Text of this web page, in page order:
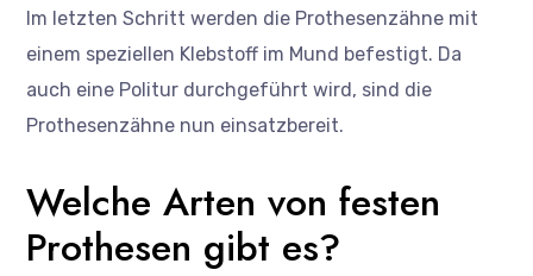
Im letzten Schritt werden die Prothesenzähne mit
einem speziellen Klebstoff im Mund befestigt. Da
auch eine Politur durchgeführt wird, sind die
Prothesenzähne nun einsatzbereit.
Welche Arten von festen
Prothesen gibt es?